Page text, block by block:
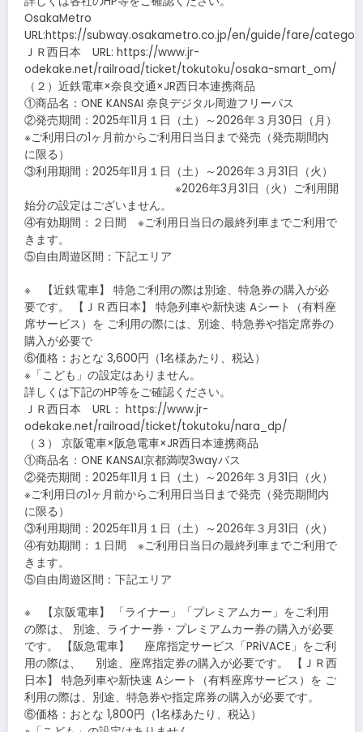
OsakaMetro
URL:https://subway.osakametro.co.jp/en/guide/fare/
ＪＲ西日本 URL: https://www.jr-
odekake.net/railroad/ticket/tokutoku/osaka-smart_om/
（２）近鉄電車×奈良交通×JR西日本連携商品
①商品名：ONE KANSAI 奈良デジタル周遊フリーパス
②発売期間：2025年11月１日（土）～2026年３月30日（月）
※ご利用日の1ヶ月前からご利用日当日まで発売（発売期間内
に限る）
③利用期間：2025年11月１日（土）～2026年３月31日（火）
※2026年3月31日（火）ご利用開
始分の設定はございません。
④有効期間：２日間 ※ご利用日当日の最終列車までご利用で
きます。
⑤自由周遊区間：下記エリア
※ 【近鉄電車】 特急ご利用の際は別途、特急券の購入が必
要です。 【ＪＲ西日本】 特急列車や新快速 Aシート（有料座
席サービス）を ご利用の際には、別途、特急券や指定席券の
購入が必要で
⑥価格：おとな 3,600円（1名様あたり、税込）
※「こども」の設定はありません。
詳しくは下記のHP等をご確認ください。
ＪＲ西日本 URL： https://www.jr-
odekake.net/railroad/ticket/tokutoku/nara_dp/
（３） 京阪電車×阪急電車×JR西日本連携商品
①商品名：ONE KANSAI京都満喫3wayパス
②発売期間：2025年11月１日（土）～2026年３月31日（火）
※ご利用日の1ヶ月前からご利用日当日まで発売（発売期間内
に限る）
③利用期間：2025年11月１日（土）～2026年３月31日（火）
④有効期間：１日間 ※ご利用日当日の最終列車までご利用で
きます。
⑤自由周遊区間：下記エリア
※ 【京阪電車】 「ライナー」「プレミアムカー」をご利用
の際は、 別途、ライナー券・プレミアムカー券の購入が必要
です。 【阪急電車】 座席指定サービス「PRiVACE」をご利
用の際は、 別途、座席指定券の購入が必要です。 【ＪＲ西
日本】 特急列車や新快速 Aシート（有料座席サービス）を ご
利用の際は、別途、特急券や指定席券の購入が必要です。
⑥価格：おとな 1,800円（1名様あたり、税込）